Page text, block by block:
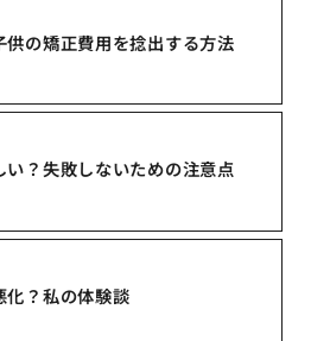
の矯正費用を捻出する方法
？失敗しないための注意点
化？私の体験談